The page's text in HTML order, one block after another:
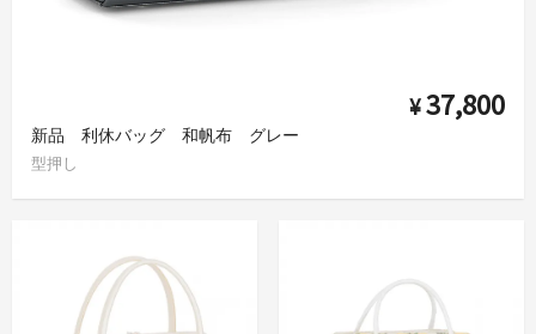
¥37,800
新品 利休バッグ 和帆布 グレー
型押し